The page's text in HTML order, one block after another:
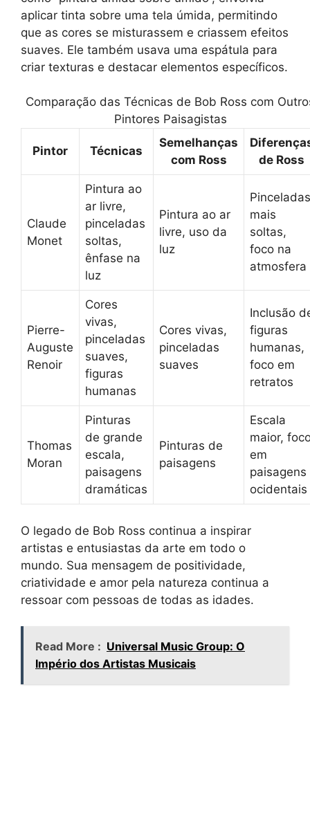
aplicar tinta sobre uma tela úmida, permitindo
que as cores se misturassem e criassem efeitos
suaves. Ele também usava uma espátula para
criar texturas e destacar elementos específicos.
Comparação das Técnicas de Bob Ross com
Pintores Paisagistas
Pintor Técnicas
Semelhanças
com Ross
de Ross
Claude
Monet
Pintura ao
ar livre,
pinceladas
soltas,
ênfase na
luz
Pintura ao ar
livre, uso da
luz
Pinceladas
mais
soltas,
foco na
atmosfera
Pierre-
Auguste
Renoir
Cores
vivas,
pinceladas
suaves,
figuras
humanas
Cores vivas,
pinceladas
suaves
Inclusão
figuras
humanas,
foco em
retratos
Thomas
Moran
Pinturas
de grande
escala,
paisagens
dramáticas
Pinturas de
paisagens
Escala
maior,
em
paisagens
ocidentais
O legado de Bob Ross continua a inspirar
artistas e entusiastas da arte em todo o
mundo. Sua mensagem de positividade,
criatividade e amor pela natureza continua a
ressoar com pessoas de todas as idades.
Read More : Universal Music Group: O
Império dos Artistas Musicais